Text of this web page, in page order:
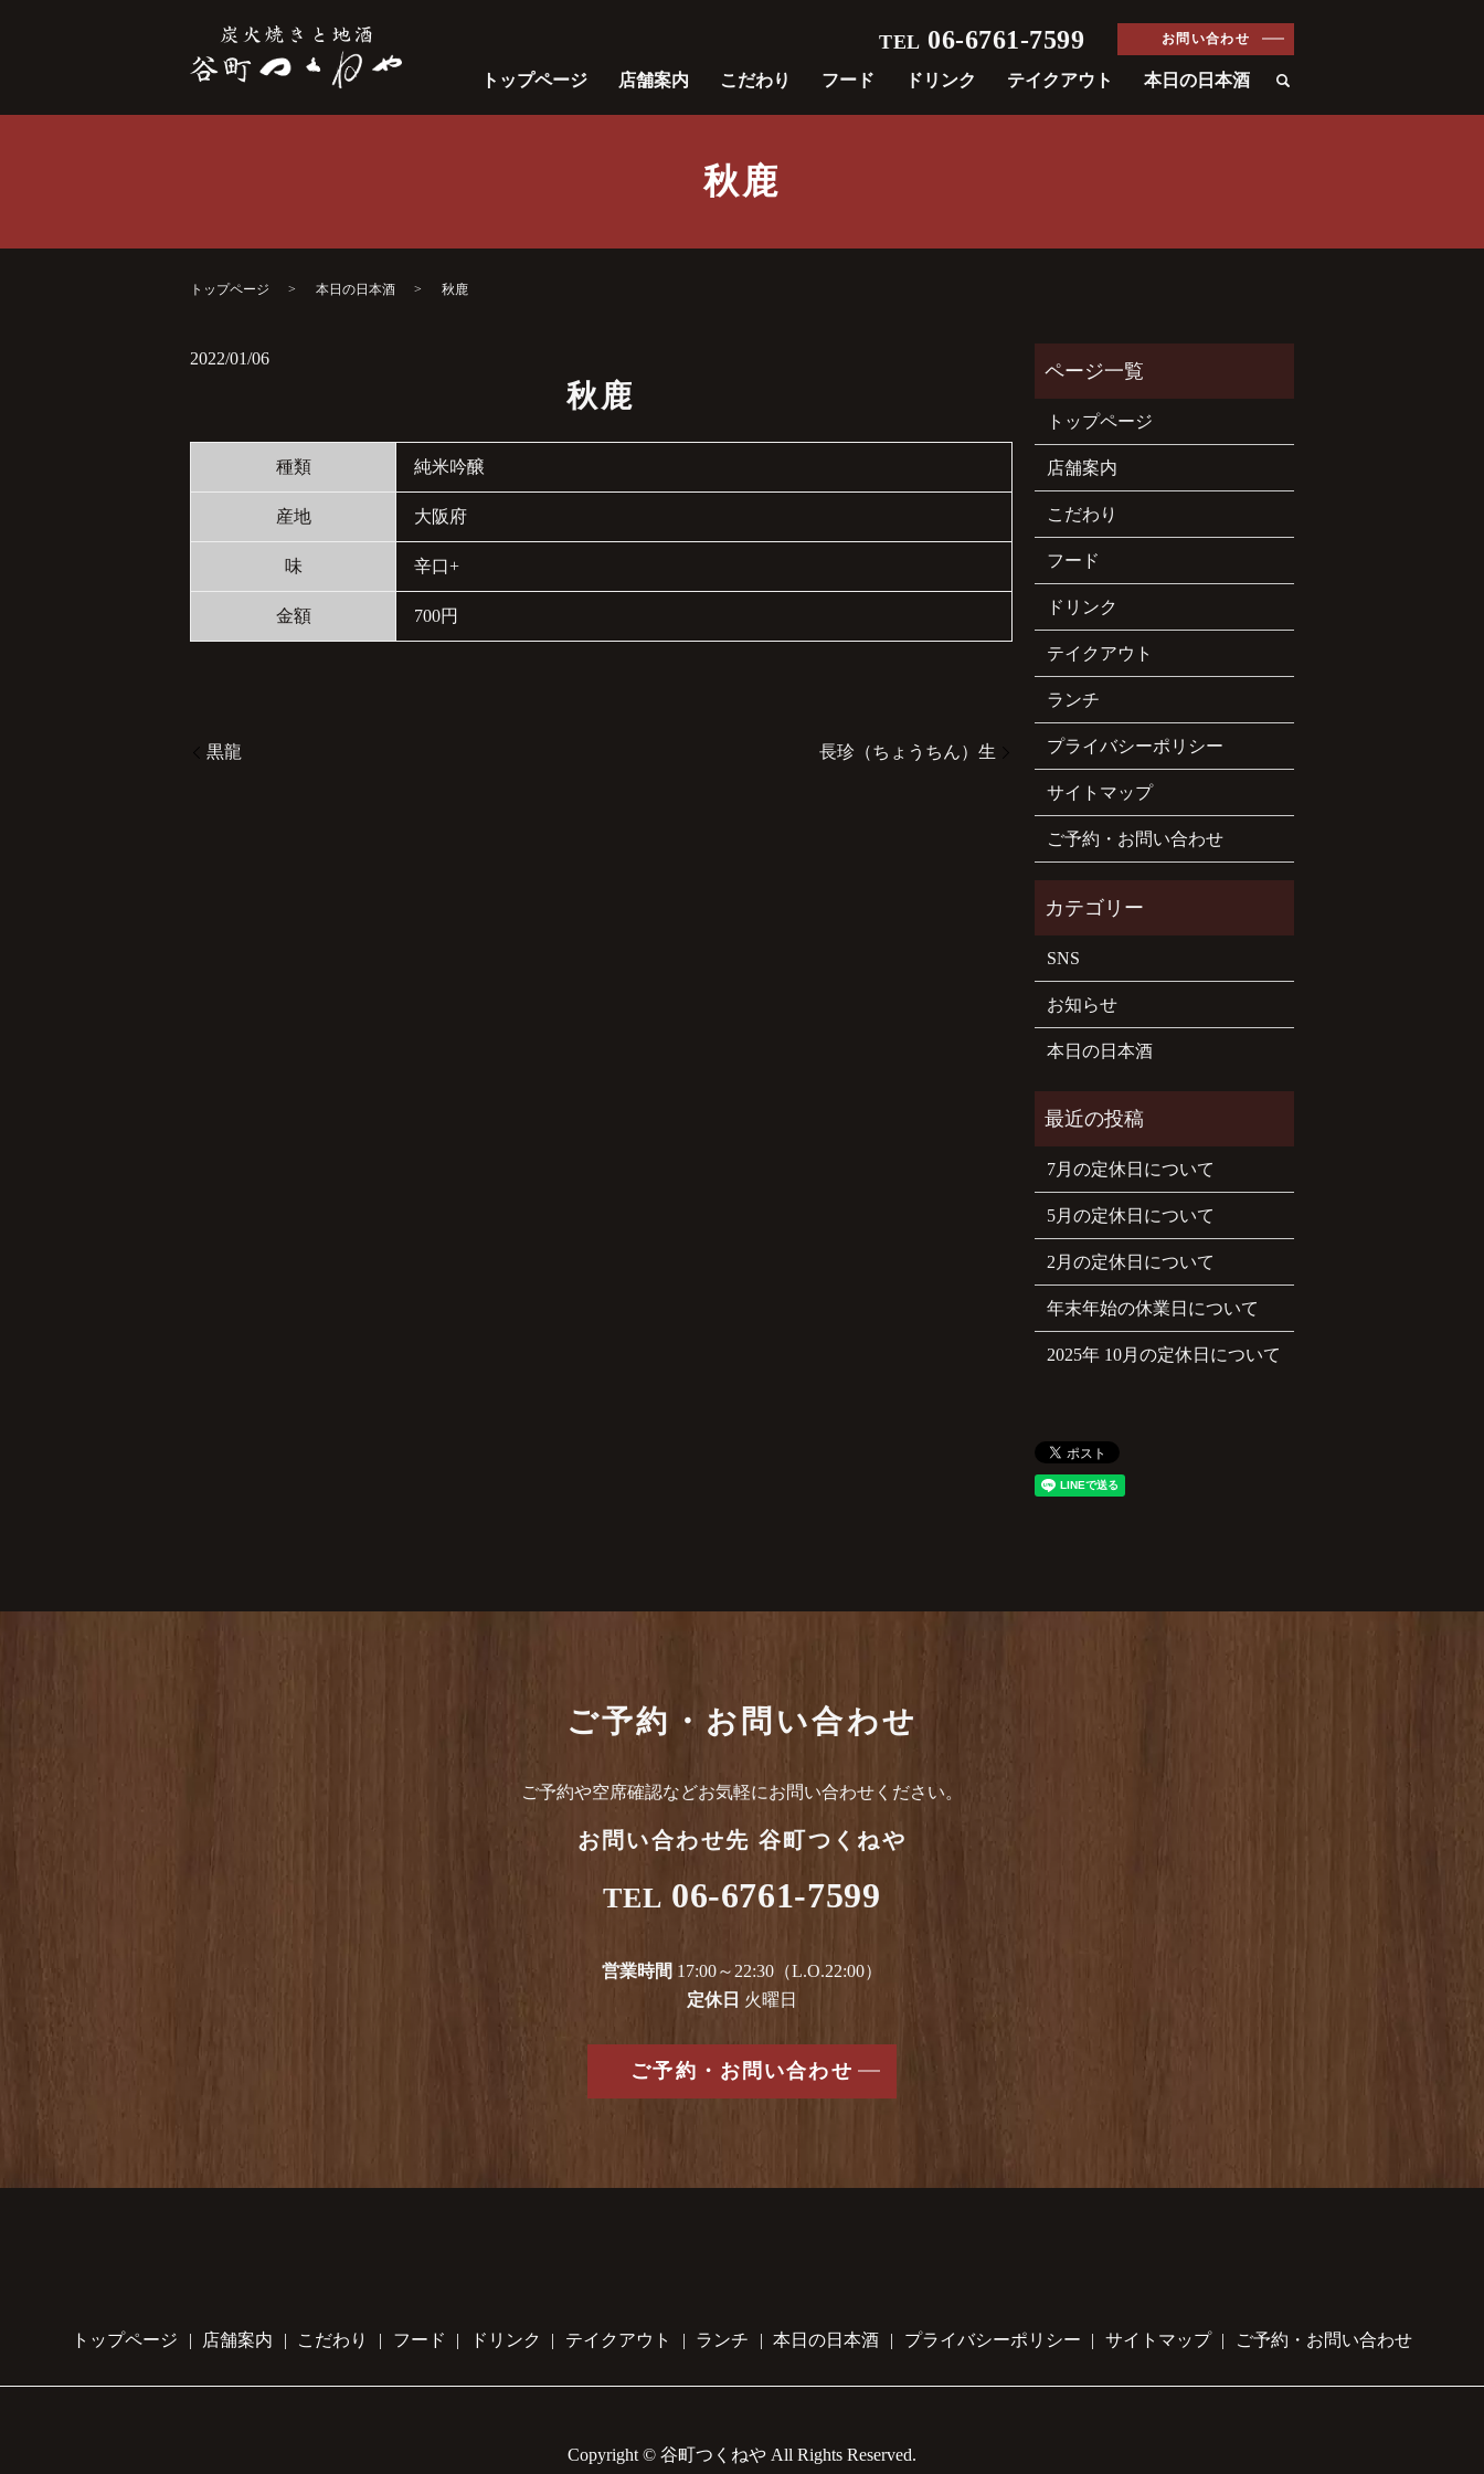
トップページ 店舗案内 こだわり フード ドリンク テイクアウト 本日の日本酒
TEL 06-6761-7599 お問い合わせ
秋鹿
トップページ 本日の日本酒 秋鹿
2022/01/06
秋鹿
種類 純米吟醸
産地 大阪府
味 辛口+
金額 700円
黒龍 長珍（ちょうちん）生
トップページ
店舗案内
こだわり
フード
ドリンク
テイクアウト
ランチ
プライバシーポリシー
サイトマップ
ご予約・お問い合わせ
SNS
お知らせ
本日の日本酒
7月の定休日について
5月の定休日について
2月の定休日について
年末年始の休業日について
2025年 10月の定休日について
ご予約・お問い合わせ
ご予約や空席確認などお気軽にお問い合わせください。
お問い合わせ先 谷町つくねや
TEL 06-6761-7599
営業時間 17:00～22:30（L.O.22:00）
定休日 火曜日
ご予約・お問い合わせ
トップページ 店舗案内 こだわり フード ドリンク テイクアウト ランチ 本日の日本酒 プライバシーポリシー サイトマップ ご予約・お問い合わせ
Copyright © 谷町つくねや All Rights Reserved.